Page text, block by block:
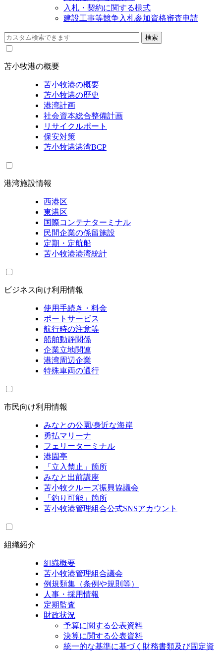
入札・契約に関する様式
建設工事等競争入札参加資格審査申請
苫小牧港の概要
苫小牧港の概要
苫小牧港の歴史
港湾計画
社会資本総合整備計画
リサイクルポート
保安対策
苫小牧港港湾BCP
港湾施設情報
西港区
東港区
国際コンテナターミナル
民間企業の係留施設
定期・定航船
苫小牧港港湾統計
ビジネス向け利用情報
使用手続き・料金
ポートサービス
航行時の注意等
船舶動静関係
企業立地関連
港湾周辺企業
特殊車両の通行
市民向け利用情報
みなとの公園/身近な海岸
勇払マリーナ
フェリーターミナル
港園亭
「立入禁止」箇所
みなと出前講座
苫小牧クルーズ振興協議会
「釣り可能」箇所
苫小牧港管理組合公式SNSアカウント
組織紹介
組織概要
苫小牧港管理組合議会
例規類集（条例や規則等）
人事・採用情報
定期監査
財政状況
予算に関する公表資料
決算に関する公表資料
統一的な基準に基づく財務書類及び固定資